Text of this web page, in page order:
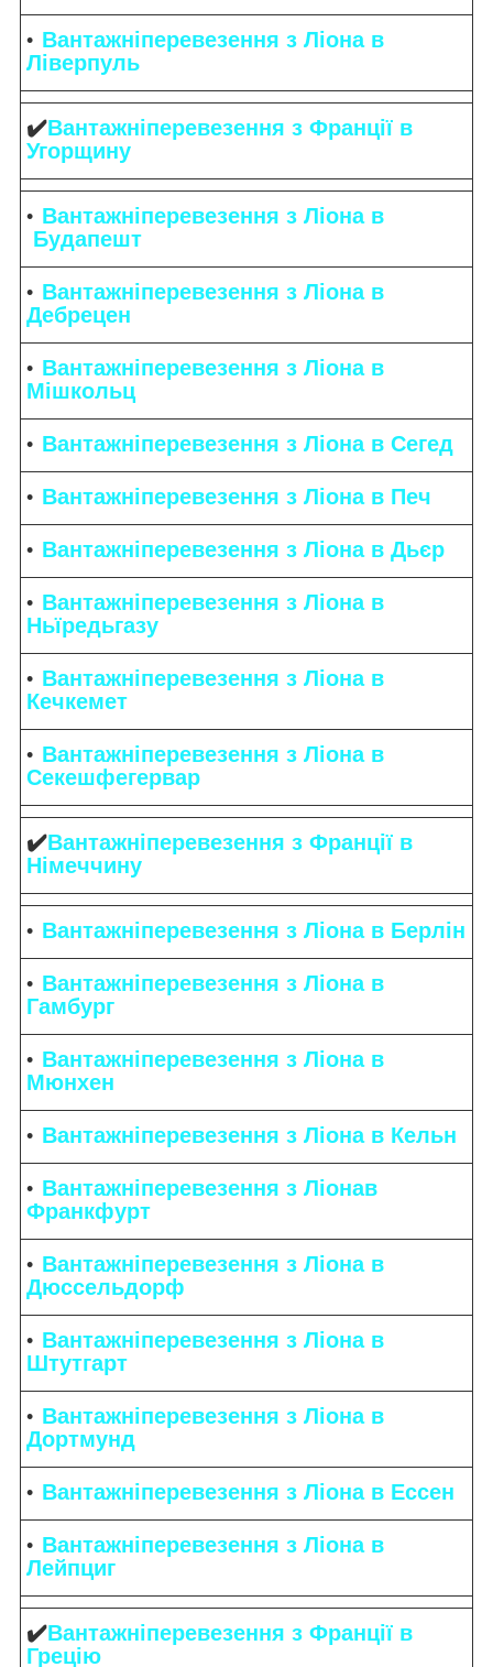
Вантажніперевезення з Ліона в
Ліверпуль
✔️Вантажніперевезення з Франції в
Угорщину
Вантажніперевезення з Ліона в
Будапешт
Вантажніперевезення з Ліона в
Дебрецен
Вантажніперевезення з Ліона в
Мішкольц
Вантажніперевезення з Ліона в Сегед
Вантажніперевезення з Ліона в Печ
Вантажніперевезення з Ліона в Дьєр
Вантажніперевезення з Ліона в
Ньїредьгазу
Вантажніперевезення з Ліона в
Кечкемет
Вантажніперевезення з Ліона в
Секешфегервар
✔️Вантажніперевезення з Франції в
Німеччину
Вантажніперевезення з Ліона в Берлін
Вантажніперевезення з Ліона в
Гамбург
Вантажніперевезення з Ліона в
Мюнхен
Вантажніперевезення з Ліона в Кельн
Вантажніперевезення з Ліонав
Франкфурт
Вантажніперевезення з Ліона в
Дюссельдорф
Вантажніперевезення з Ліона в
Штутгарт
Вантажніперевезення з Ліона в
Дортмунд
Вантажніперевезення з Ліона в Ессен
Вантажніперевезення з Ліона в
Лейпциг
✔️Вантажніперевезення з Франції в
Грецію